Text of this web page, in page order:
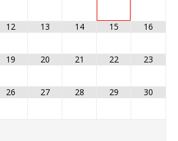
12 13 14 15 16
19 20 21 22 23
26 27 28 29 30